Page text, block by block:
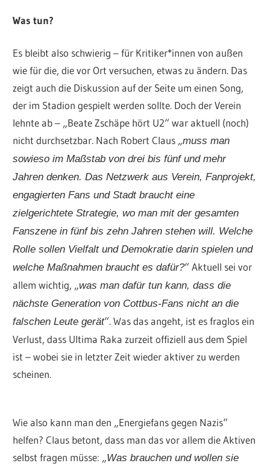
Was tun?
Es bleibt also schwierig – für Kritiker*innen von außen
wie für die, die vor Ort versuchen, etwas zu ändern. Das
zeigt auch die Diskussion auf der Seite um einen Song,
der im Stadion gespielt werden sollte. Doch der Verein
lehnte ab – „Beate Zschäpe hört U2“ war aktuell (noch)
nicht durchsetzbar. Nach Robert Claus „muss man
sowieso im Maßstab von drei bis fünf und mehr
Jahren denken. Das Netzwerk aus Verein, Fanprojekt,
engagierten Fans und Stadt braucht eine
zielgerichtete Strategie, wo man mit der gesamten
Fanszene in fünf bis zehn Jahren stehen will. Welche
Rolle sollen Vielfalt und Demokratie darin spielen und
welche Maßnahmen braucht es dafür?“ Aktuell sei vor
allem wichtig, „was man dafür tun kann, dass die
nächste Generation von Cottbus-Fans nicht an die
falschen Leute gerät“. Was das angeht, ist es fraglos ein
Verlust, dass Ultima Raka zurzeit offiziell aus dem Spiel
ist – wobei sie in letzter Zeit wieder aktiver zu werden
scheinen.
Wie also kann man den „Energiefans gegen Nazis“
helfen? Claus betont, dass man das vor allem die Aktiven
selbst fragen müsse: „Was brauchen und wollen sie